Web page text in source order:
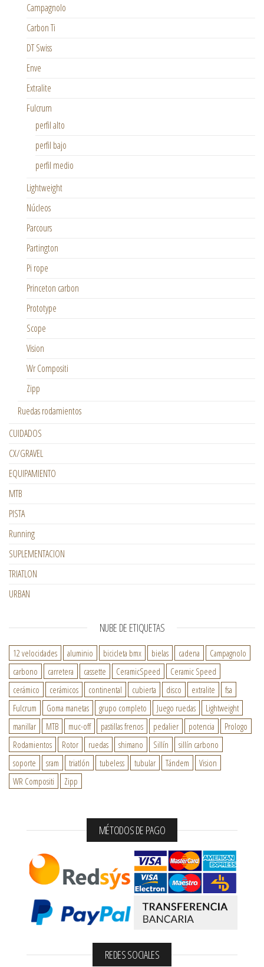
Campagnolo
Carbon Ti
DT Swiss
Enve
Extralite
Fulcrum
perfil alto
perfil bajo
perfil medio
Lightweight
Núcleos
Parcours
Partington
Pi rope
Princeton carbon
Prototype
Scope
Vision
Wr Compositi
Zipp
Ruedas rodamientos
CUIDADOS
CX/GRAVEL
EQUIPAMIENTO
MTB
PISTA
Running
SUPLEMENTACION
TRIATLON
URBAN
NUBE DE ETIQUETAS
12 velocidades aluminio bicicleta bmx bielas cadena
Campagnolo
carbono
carretera cassette CeramicSpeed
Ceramic Speed
cerámico
cerámicos continental cubierta disco extralite
fsa
Fulcrum
Goma manetas grupo completo Juego ruedas
Lightweight
manillar
MTB muc-off pastillas frenos pedalier potencia
Prologo
Rodamientos
Rotor ruedas shimano Sillín
sillín carbono
soporte
sram triatlón tubeless tubular Tándem
Vision
WR Compositi
Zipp
MÉTODOS DE PAGO
REDES SOCIALES